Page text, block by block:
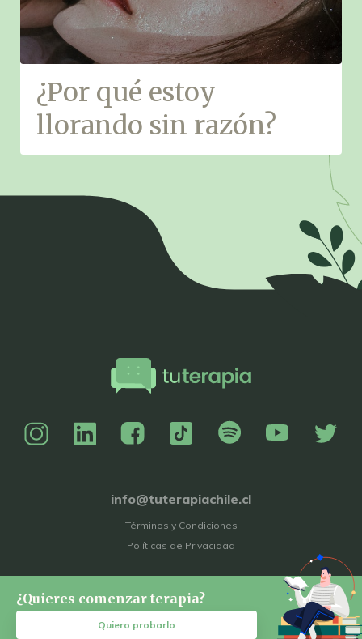
¿Quieres comenzar terapia?
Quiero probarlo
¿Por qué estoy
llorando sin razón?
info@tuterapiachile.cl
Términos y Condiciones
Políticas de Privacidad